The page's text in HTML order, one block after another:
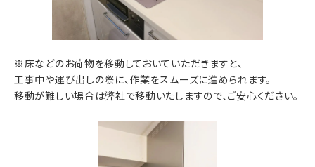
※床などのお荷物を移動しておいていただきますと、
工事中や運び出しの際に、作業をスムーズに進められます。
移動が難しい場合は弊社で移動いたしますので、ご安心ください。